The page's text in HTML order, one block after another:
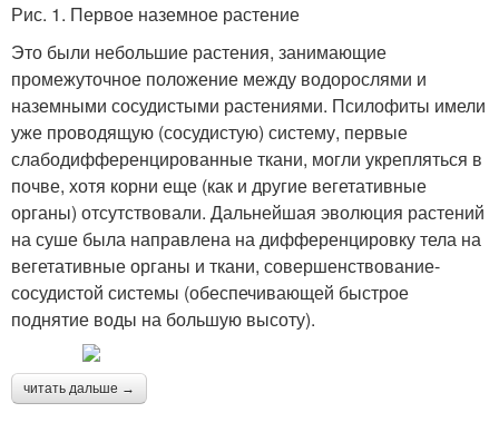
Рис. 1. Первое наземное растение
Это были небольшие растения, занимающие
промежуточное положение между водорослями и
наземными сосудистыми растениями. Псилофиты имели
уже проводящую (сосудистую) систему, первые
слабодифференцированные ткани, могли укрепляться в
почве, хотя корни еще (как и другие вегетативные
органы) отсутствовали. Дальнейшая эволюция растений
на суше была направлена на дифференцировку тела на
вегетативные органы и ткани, совершенствование-
сосудистой системы (обеспечивающей быстрое
поднятие воды на большую высоту).
читать дальше →